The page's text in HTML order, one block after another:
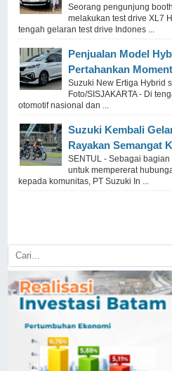
Seorang pengunjung
melakukan test drive XL7
tengah gelaran test drive Indones ...
Penjualan Model
Pertahankan
Suzuki New Ertiga Hybrid
Foto/SISJAKARTA - Di
otomotif nasional dan ...
Suzuki Kembali
Rayakan Semangat
SENTUL - Sebagai
untuk mempererat
kepada komunitas, PT Suzuki In ...